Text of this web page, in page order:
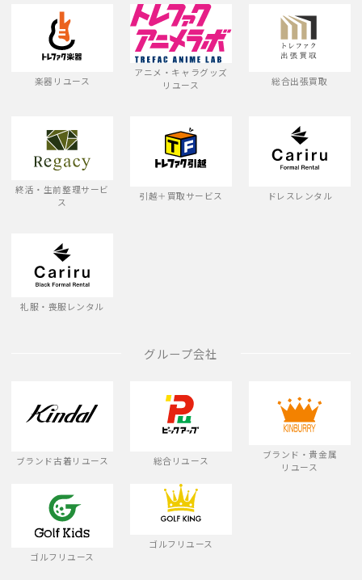
楽器リユース
アニメ・キャラグッズ
リユース
総合出張買取
終活・生前整理サービ
ス
引越＋買取サービス ドレスレンタル
礼服・喪服レンタル
グループ会社
ブランド古着リユース 総合リユース
ブランド・貴金属
リユース
ゴルフリユース
ゴルフリユース